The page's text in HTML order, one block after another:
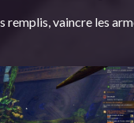
remplis, vaincre les